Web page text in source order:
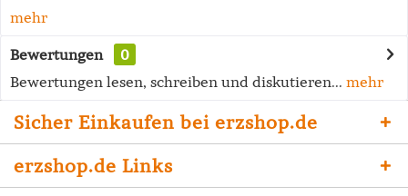
mehr
Bewertungen
0
Bewertungen lesen, schreiben und diskutieren... mehr
Sicher Einkaufen bei erzshop.de
erzshop.de Links